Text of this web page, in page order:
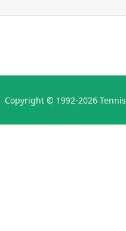
Copyright © 1992-2026